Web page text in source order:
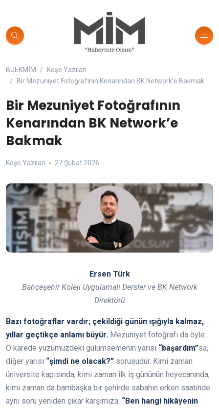
BUEKMİM
Köşe Yazıları
Bir Mezuniyet Fotoğrafının Kenarından BK Network’e Bakmak
Bir Mezuniyet Fotoğrafının
Kenarından BK Network’e
Bakmak
Köşe Yazıları 27 Şubat 2026
Ersen Türk
Bahçeşehir Koleji Uygulamalı Dersler ve BK Network
Direktörü
Bazı fotoğraflar vardır; çekildiği günün ışığıyla kalmaz,
yıllar geçtikçe anlamı büyür. Mezuniyet fotoğrafı da öyle…
O karede yüzümüzdeki gülümsemenin yarısı “başardım”sa,
diğer yarısı “şimdi ne olacak?” sorusudur. Kimi zaman
üniversite kapısında, kimi zaman ilk iş gününün heyecanında,
kimi zaman da bambaşka bir şehirde sabahın erken saatinde
aynı soru yeniden çıkar karşımıza: “Ben hangi hikâyenin